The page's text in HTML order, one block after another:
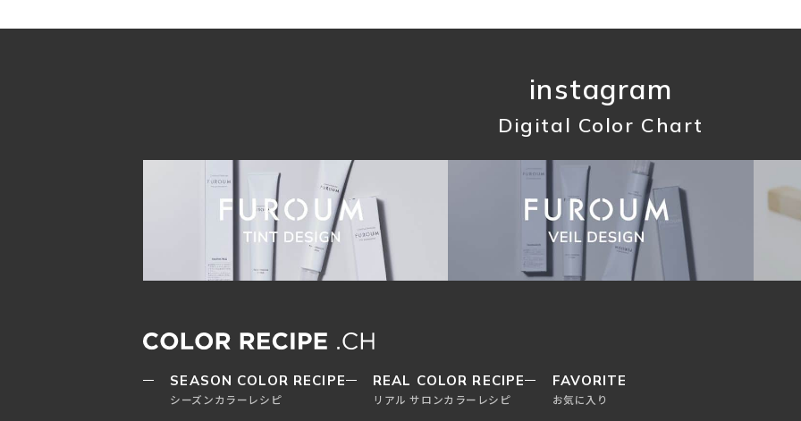
instagram
Digital Color Chart
SEASON COLOR RECIPE
シーズンカラーレシピ
REAL COLOR RECIPE
リアル サロンカラーレシピ
FAVORITE
お気に入り